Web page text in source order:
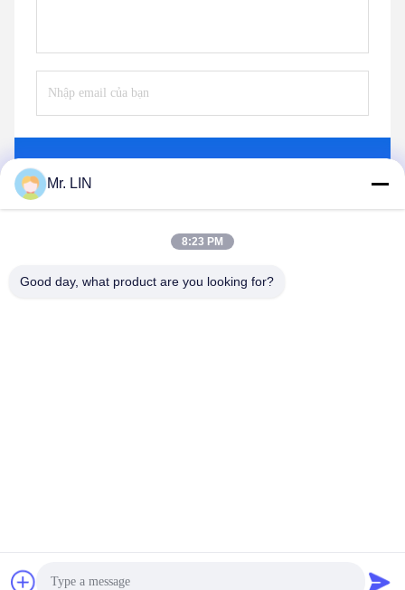
Bản quyền © 2021-2026 hotmelt-films.com . Đã đăng ký Bản
Mr. LIN
8:23 PM
Good day, what product are you looking for?